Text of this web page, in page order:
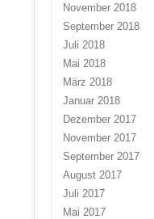
November 2018
September 2018
Juli 2018
Mai 2018
März 2018
Januar 2018
Dezember 2017
November 2017
September 2017
August 2017
Juli 2017
Mai 2017